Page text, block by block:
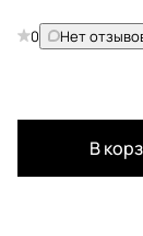
0 Нет
В